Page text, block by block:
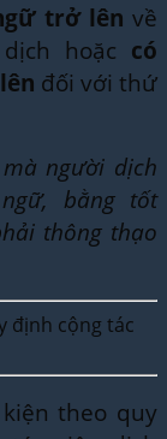
trở lên về
hoặc có
đối với thứ
người dịch
bằng tốt
thông thạo
định cộng tác
theo quy